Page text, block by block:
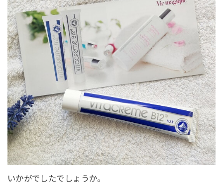
いかがでしたでしょうか。